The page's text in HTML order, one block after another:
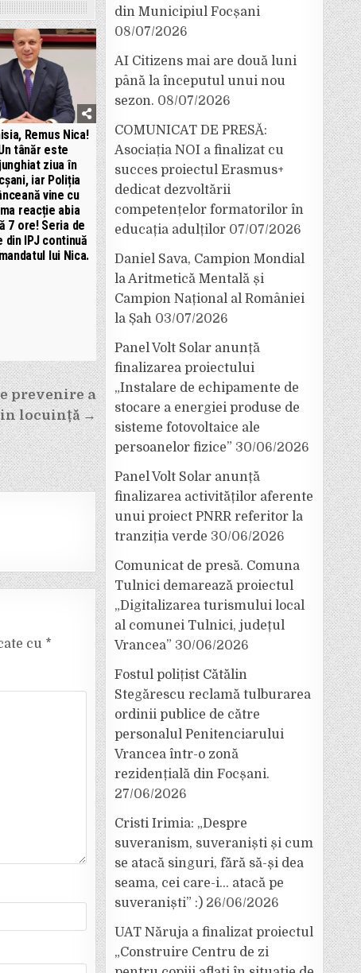
Remus Nica!
tânăr este
ziua în
iar Poliția
vine cu
reacție abia
7 ore! Seria de
din IPJ continuă
lui Nica.
prevenire a
locuință →
cu *
din Municipiul Focșani
08/07/2026
AI Citizens mai are două luni
până la începutul unui nou
sezon. 08/07/2026
COMUNICAT DE PRESĂ:
Asociația NOI a finalizat cu
succes proiectul Erasmus+
dedicat dezvoltării
competențelor formatorilor în
educația adulților 07/07/2026
Daniel Sava, Campion Mondial
la Aritmetică Mentală și
Campion Național al României
la Șah 03/07/2026
Panel Volt Solar anunță
finalizarea proiectului
„Instalare de echipamente de
stocare a energiei produse de
sisteme fotovoltaice ale
persoanelor fizice” 30/06/2026
Panel Volt Solar anunță
finalizarea activităților aferente
unui proiect PNRR referitor la
tranziția verde 30/06/2026
Comunicat de presă. Comuna
Tulnici demarează proiectul
„Digitalizarea turismului local
al comunei Tulnici, județul
Vrancea” 30/06/2026
Fostul polițist Cătălin
Stegărescu reclamă tulburarea
ordinii publice de către
personalul Penitenciarului
Vrancea într-o zonă
rezidențială din Focșani.
27/06/2026
Cristi Irimia: „Despre
suveranism, suveraniști și cum
se atacă singuri, fără să-și dea
seama, cei care-i… atacă pe
suveraniști” :) 26/06/2026
UAT Năruja a finalizat proiectul
„Construire Centru de zi